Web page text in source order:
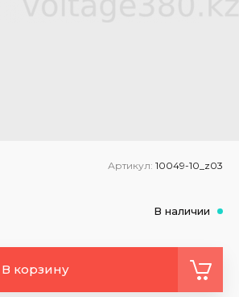
Артикул: 10049-10_z03
В наличии
В корзину